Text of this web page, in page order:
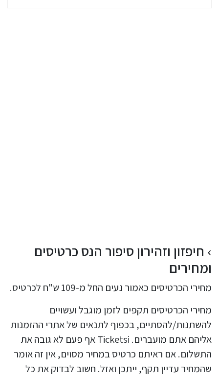
חיפזון וזהירון סיפור הנס כרטיסים
ומחירים
מחירי הכרטיסים כאמור נעים החל מ-109 ש"ח לכרטיס.
מחירי הכרטיסים תקפים לזמן מוגבל ועשויים
להשתנות/להסתיים, בכפוף לתנאים של אתרי ההזמנות
אליהם אתם מועברים. Ticketsi אף פעם לא גובה את
התשלום. אם ראיתם כרטיס במחיר מסוים, אין זה אומר
שהמחיר עדיין תקף, ייתכן ואזל. חשוב לבדוק את כל